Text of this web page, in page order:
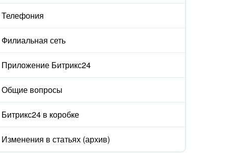
Телефония
Филиальная сеть
Приложение Битрикс24
Общие вопросы
Битрикс24 в коробке
Изменения в статьях (архив)